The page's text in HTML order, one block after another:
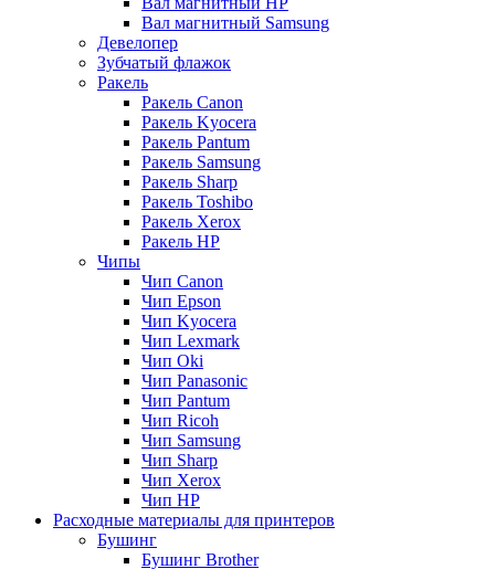
Вал магнитный Samsung
Девелопер
Зубчатый флажок
Ракель
Ракель Canon
Ракель Kyocera
Ракель Pantum
Ракель Samsung
Ракель Sharp
Ракель Toshibo
Ракель Xerox
Ракель НР
Чипы
Чип Canon
Чип Epson
Чип Kyocera
Чип Lexmark
Чип Oki
Чип Panasonic
Чип Pantum
Чип Ricoh
Чип Samsung
Чип Sharp
Чип Xerox
Чип НР
Расходные материалы для принтеров
Бушинг
Бушинг Brother